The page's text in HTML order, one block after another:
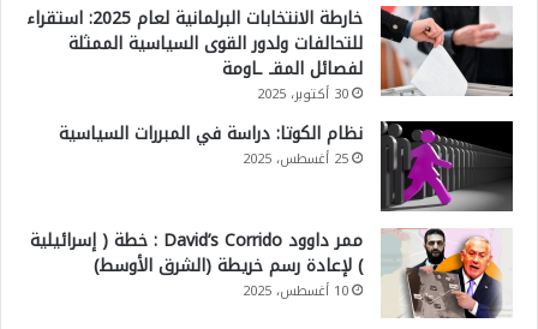
خارطة الانتخابات البرلمانية لعام 2025: استقراء
للتحالفات ولدور القوى السياسية الممثلة
لفصائل المقـ ـاومة
30 أكتوبر، 2025
نظام الكوتا: دراسة في المبررات السياسية
25 أغسطس، 2025
ممر داوود David’s Corrido : خطة ( إسرائيلية
) لإعادة رسم خريطة (الشرق الأوسط)
10 أغسطس، 2025